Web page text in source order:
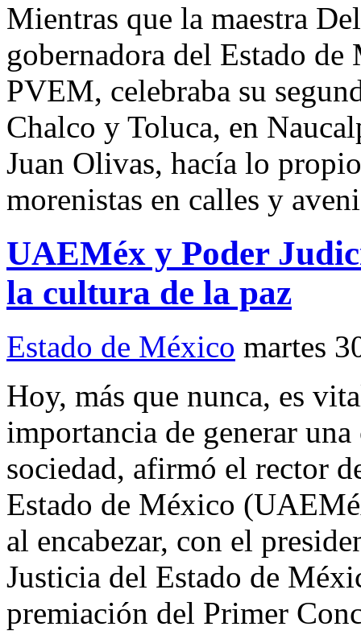
Mientras que la maestra
gobernadora del Estado
PVEM, celebraba su
Chalco y Toluca, en
Juan Olivas, hacía lo
morenistas en calles y
UAEMéx y Poder
la cultura de la paz
Estado de México martes
Hoy, más que nunca, es
importancia de generar
sociedad, afirmó el rector
Estado de México
al encabezar, con el
Justicia del Estado de
premiación del Primer